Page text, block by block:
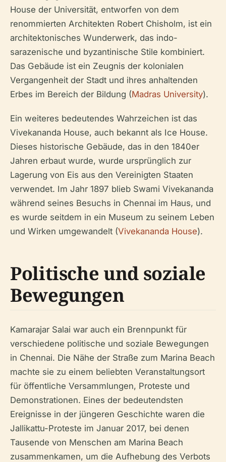
House der Universität, entworfen von dem
renommierten Architekten Robert Chisholm, ist ein
architektonisches Wunderwerk, das indo-
sarazenische und byzantinische Stile kombiniert.
Das Gebäude ist ein Zeugnis der kolonialen
Vergangenheit der Stadt und ihres anhaltenden
Erbes im Bereich der Bildung (Madras University).
Ein weiteres bedeutendes Wahrzeichen ist das
Vivekananda House, auch bekannt als Ice House.
Dieses historische Gebäude, das in den 1840er
Jahren erbaut wurde, wurde ursprünglich zur
Lagerung von Eis aus den Vereinigten Staaten
verwendet. Im Jahr 1897 blieb Swami Vivekananda
während seines Besuchs in Chennai im Haus, und
es wurde seitdem in ein Museum zu seinem Leben
und Wirken umgewandelt (Vivekananda House).
Politische und soziale
Bewegungen
Kamarajar Salai war auch ein Brennpunkt für
verschiedene politische und soziale Bewegungen
in Chennai. Die Nähe der Straße zum Marina Beach
machte sie zu einem beliebten Veranstaltungsort
für öffentliche Versammlungen, Proteste und
Demonstrationen. Eines der bedeutendsten
Ereignisse in der jüngeren Geschichte waren die
Jallikattu-Proteste im Januar 2017, bei denen
Tausende von Menschen am Marina Beach
zusammenkamen, um die Aufhebung des Verbots